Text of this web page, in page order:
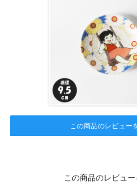
この商品のレビュー
この商品のレビュ